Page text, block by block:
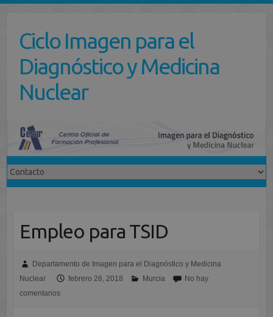
contenidoCiclo Imagen para el
Diagnóstico y Medicina
Nuclear
Empleo para TSID
Departamento de Imagen para el Diagnóstico y Medicina
Nuclear
febrero 26, 2018 Murcia
No hay
comentarios